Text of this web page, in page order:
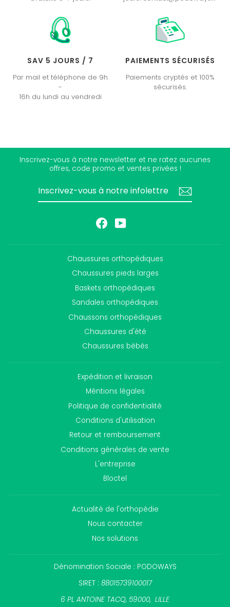
SAV 5 JOURS / 7
Par mail et téléphone de 9h
-
16h du lundi au vendredi
PAIEMENTS SÉCURISÉS
Paiements cryptés et 100%
sécurisés.
Inscrivez-vous à notre newsletter et ne ratez aucunes
offres, code promo et ventes privées !
FacebookYouTube
Chaussures orthopédiques
Chaussures pieds larges
Baskets orthopédiques
Sandales orthopédiques
Chaussons orthopédiques
Chaussures d'été
Chaussures bébés
Expédition et livraison
Méntions légales
Politique de confidentialité
Conditions d'utilisation
Retour et remboursement
Conditions générales de vente
L'entreprise
Bloctel
Actualité de l'orthopédie
Nous contacter
Nos solutions
Dénomination Sociale : PODOWAYS
SIRET : 88015739100017
6 PL ANTOINE TACQ, 59000, LILLE